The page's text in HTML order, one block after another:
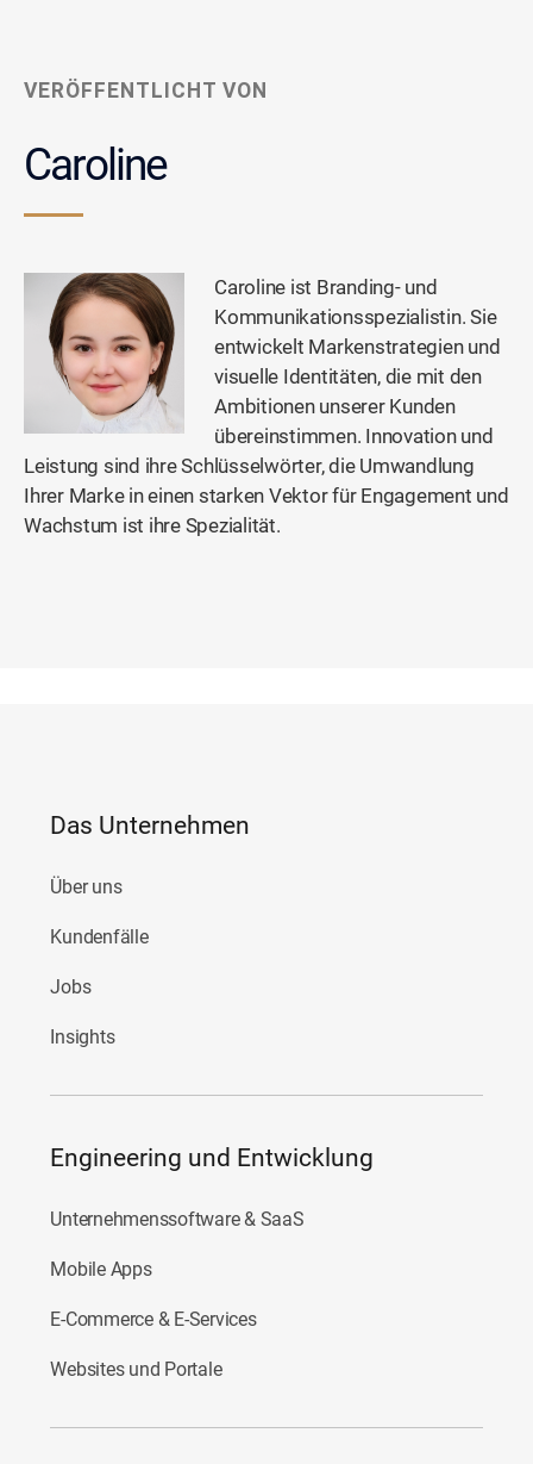
VERÖFFENTLICHT VON
Caroline
Caroline ist Branding- und
Kommunikationsspezialistin. Sie
entwickelt Markenstrategien und
visuelle Identitäten, die mit den
Ambitionen unserer Kunden
übereinstimmen. Innovation und
Leistung sind ihre Schlüsselwörter, die Umwandlung
Ihrer Marke in einen starken Vektor für Engagement und
Wachstum ist ihre Spezialität.
Das Unternehmen
Über uns
Kundenfälle
Jobs
Insights
Engineering und Entwicklung
Unternehmenssoftware & SaaS
Mobile Apps
E-Commerce & E-Services
Websites und Portale